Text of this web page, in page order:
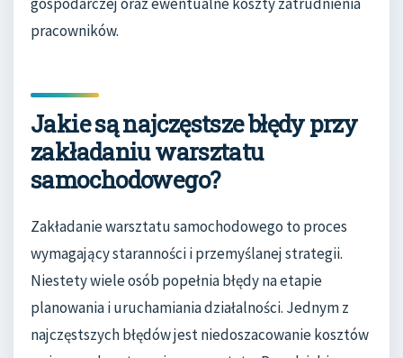
pracowników.
Jakie są najczęstsze błędy przy
zakładaniu warsztatu
samochodowego?
Zakładanie warsztatu samochodowego to proces
wymagający staranności i przemyślanej strategii.
Niestety wiele osób popełnia błędy na etapie
planowania i uruchamiania działalności. Jednym z
najczęstszych błędów jest niedoszacowanie kosztów